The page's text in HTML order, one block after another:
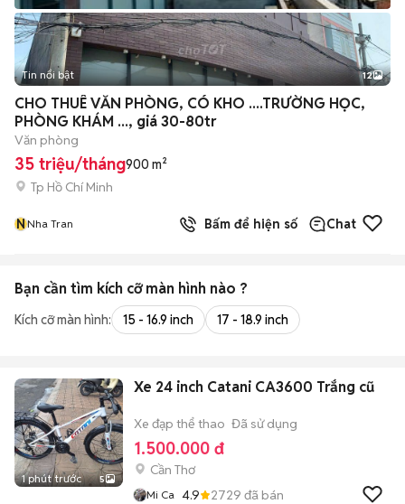
+2
Tin nổi bật 12
CHO THUÊ VĂN PHÒNG, CÓ KHO ....TRƯỜNG HỌC,
PHÒNG KHÁM ..., giá 30-80tr
Văn phòng
35 triệu/tháng900 m²
Tp Hồ Chí Minh
NNha Tran Bấm để hiện số Chat
Bạn cần tìm kích cỡ màn hình nào ?
Kích cỡ màn hình: 15 - 16.9 inch 17 - 18.9 inch
1 phút trước 5
Xe 24 inch Catani CA3600 Trắng cũ
Xe đạp thể thao Đã sử dụng
1.500.000 đ
Cần Thơ
Mi Ca 4.9 2729 đã bán